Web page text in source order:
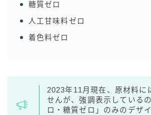
糖質ゼロ
人工甘味料ゼロ
着色料ゼロ
2023年11月現在、原材料に
せんが、強調表示している
ロ・糖質ゼロ」のみのデザ